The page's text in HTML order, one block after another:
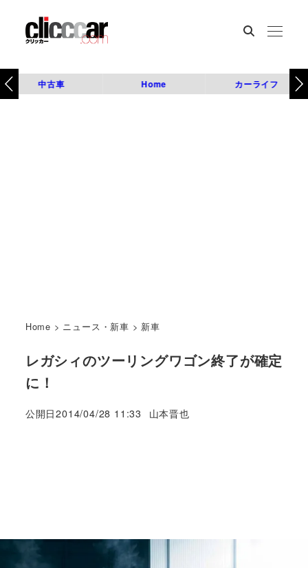
中古車 Home カーライフ
Home > ニュース・新車 > 新車
レガシィのツーリングワゴン終了が確定
に！
公開日2014/04/28 11:33
著
山本晋也